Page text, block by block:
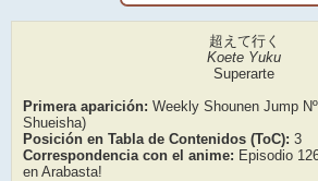
超えて行く
Koete Yuku
Superarte
Primera aparición: Weekly Shounen Jump
Shueisha)
Posición en Tabla de Contenidos (ToC): 3
Correspondencia con el anime: Episodio
en Arabasta!